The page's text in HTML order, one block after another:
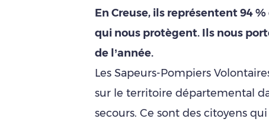
En Creuse, ils représentent 94
qui nous protègent. Ils nous
de l’année.
Les Sapeurs-Pompiers
sur le territoire départemental
secours. Ce sont des citoyens